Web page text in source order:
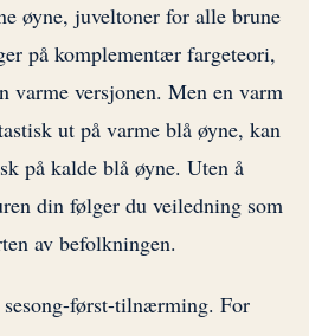
øyne, juveltoner for alle brune
på komplementær fargeteori,
varme versjonen. Men en varm
ut på varme blå øyne, kan
på kalde blå øyne. Uten å
din følger du veiledning som
av befolkningen.
først-tilnærming. For